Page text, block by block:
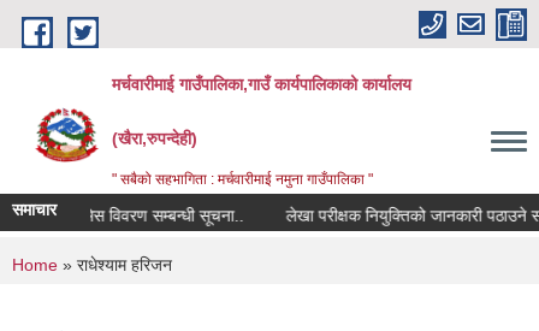
Skip to main content
मर्चवारीमाई गाउँपालिका,गाउँ कार्यपालिकाको कार्यालय
(खैरा,रुपन्देही)
" सबैको सहभागिता : मर्चवारीमाई नमुना गाउँपालिका "
समाचार
कोपोमिस विवरण सम्बन्धी सूचना.. लेखा परीक्षक नियुक्तिको जानकारी पठाउने
You are here
Home » राधेश्याम हरिजन